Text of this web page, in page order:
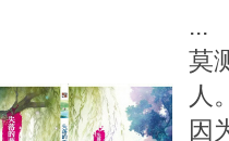
...
莫
人
因